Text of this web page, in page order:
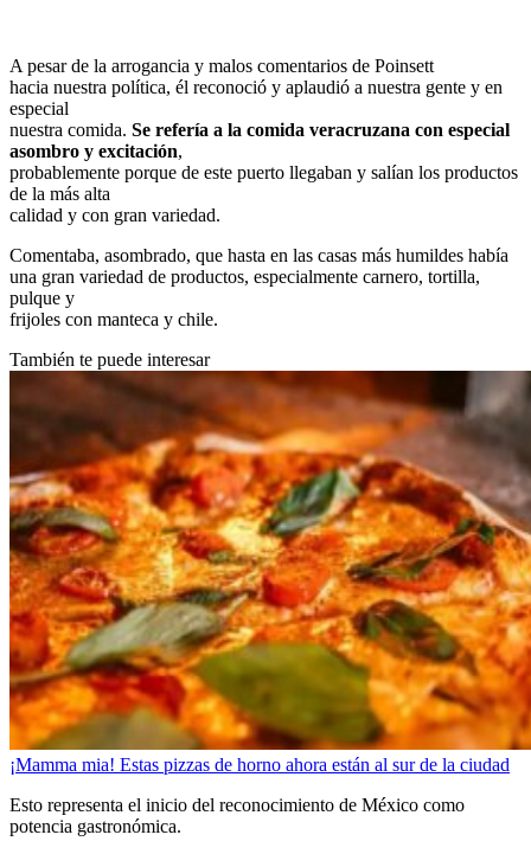
A pesar de la arrogancia y malos comentarios de Poinsett
hacia nuestra política, él reconoció y aplaudió a nuestra gente y en
especial
nuestra comida. Se refería a la comida veracruzana con especial
asombro y excitación,
probablemente porque de este puerto llegaban y salían los productos
de la más alta
calidad y con gran variedad.
Comentaba, asombrado, que hasta en las casas más humildes había
una gran variedad de productos, especialmente carnero, tortilla,
pulque y
frijoles con manteca y chile.
También te puede interesar
¡Mamma mia! Estas pizzas de horno ahora están al sur de la ciudad
Esto representa el inicio del reconocimiento de México como
potencia gastronómica.